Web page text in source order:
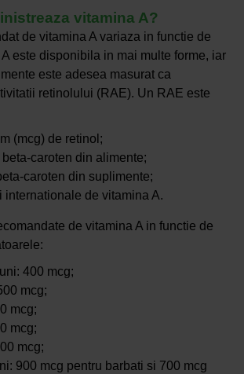
vitamina A?
de vitamina A variaza in functie de
este disponibila in mai multe forme, iar
este adesea masurat ca
retinolului (RAE). Un RAE este
(mcg) de retinol;
caroten din alimente;
caroten din suplimente;
internationale de vitamina A.
de vitamina A in functie de
400 mcg;
mcg;
mcg;
mcg;
mcg;
900 mcg pentru barbati si 700 mcg